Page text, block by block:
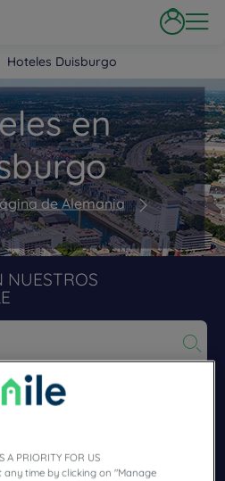
Hoteles Duisburgo
en
de Alemania
NUESTROS
with the calendar and select a
A PRIORITY FOR US
any time by clicking on "Manage